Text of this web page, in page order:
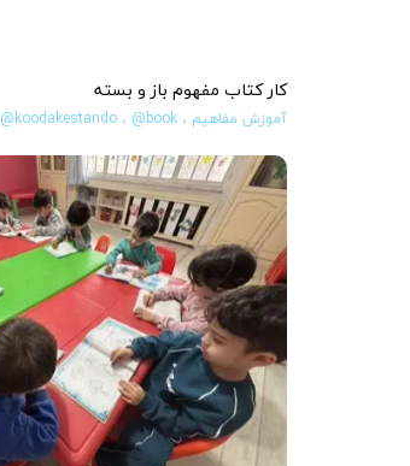
کار کتاب مفهوم باز و بسته
@koodakestando، @book، آموزش مفاهیم